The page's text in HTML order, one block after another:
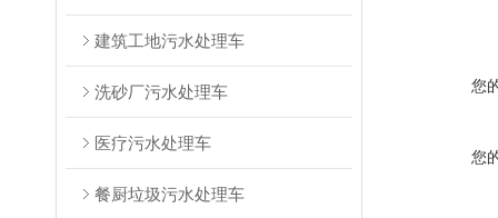
建筑工地污水处理车
洗砂厂污水处理车
医疗污水处理车
餐厨垃圾污水处理车
您
您